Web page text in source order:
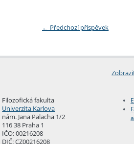
← Předchozí příspěvek
Filozofická fakulta
Univerzita Karlova
nám. Jana Palacha 1/2
116 38 Praha 1
IČO: 00216208
DIČ: CZ00216208